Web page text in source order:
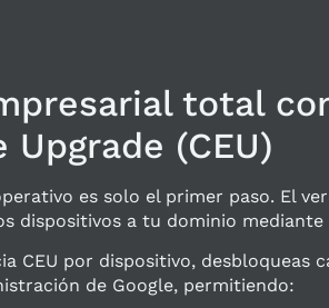
total
Upgrade (CEU)
es solo el primer paso. El
dispositivos a tu dominio mediante
CEU por dispositivo, desbloqueas
de Google, permitiendo: